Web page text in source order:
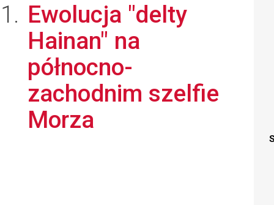
Ewolucja "delty
Hainan" na
północno-
zachodnim szelfie
Morza